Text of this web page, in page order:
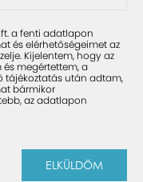
a fenti adatlapon
és elérhetőségeimet az
Kijelentem, hogy az
megértettem, a
tájékoztatás után adtam,
bármikor
az adatlapon
ELKÜLDÖM